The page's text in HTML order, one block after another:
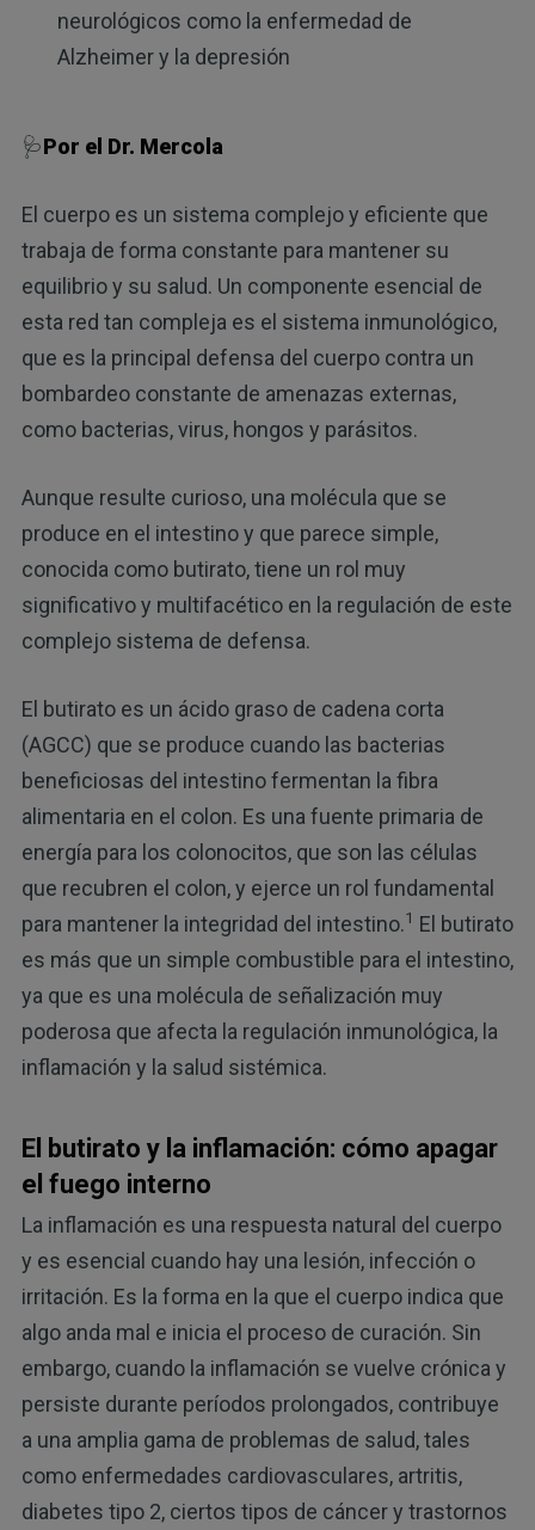
neurológicos como la enfermedad de
Alzheimer y la depresión
🩺Por el Dr. Mercola
El cuerpo es un sistema complejo y eficiente que
trabaja de forma constante para mantener su
equilibrio y su salud. Un componente esencial de
esta red tan compleja es el sistema inmunológico,
que es la principal defensa del cuerpo contra un
bombardeo constante de amenazas externas,
como bacterias, virus, hongos y parásitos.
Aunque resulte curioso, una molécula que se
produce en el intestino y que parece simple,
conocida como butirato, tiene un rol muy
significativo y multifacético en la regulación de este
complejo sistema de defensa.
El butirato es un ácido graso de cadena corta
(AGCC) que se produce cuando las bacterias
beneficiosas del intestino fermentan la fibra
alimentaria en el colon. Es una fuente primaria de
energía para los colonocitos, que son las células
que recubren el colon, y ejerce un rol fundamental
para mantener la integridad del intestino.1 El butirato
es más que un simple combustible para el intestino,
ya que es una molécula de señalización muy
poderosa que afecta la regulación inmunológica, la
inflamación y la salud sistémica.
El butirato y la inflamación: cómo apagar
el fuego interno
La inflamación es una respuesta natural del cuerpo
y es esencial cuando hay una lesión, infección o
irritación. Es la forma en la que el cuerpo indica que
algo anda mal e inicia el proceso de curación. Sin
embargo, cuando la inflamación se vuelve crónica y
persiste durante períodos prolongados, contribuye
a una amplia gama de problemas de salud, tales
como enfermedades cardiovasculares, artritis,
diabetes tipo 2, ciertos tipos de cáncer y trastornos